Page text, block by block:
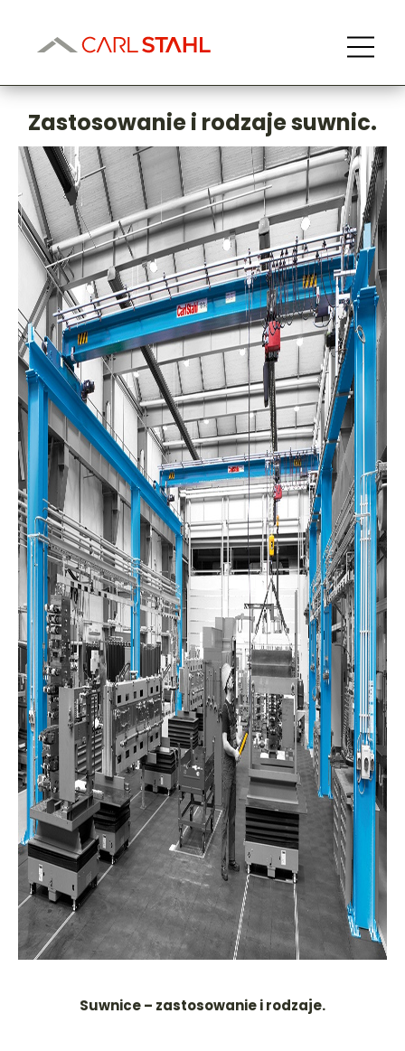
Zastosowanie i rodzaje suwnic.
Suwnice – zastosowanie i rodzaje.